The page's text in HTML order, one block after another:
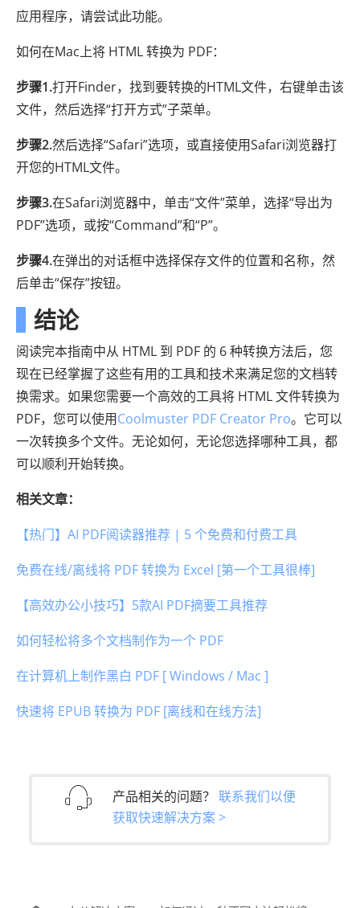
应用程序，请尝试此功能。
如何在Mac上将 HTML 转换为 PDF：
步骤1.打开Finder，找到要转换的HTML文件，右键单击该
文件，然后选择“打开方式”子菜单。
步骤2.然后选择“Safari”选项，或直接使用Safari浏览器打
开您的HTML文件。
步骤3.在Safari浏览器中，单击“文件”菜单，选择“导出为
PDF”选项，或按“Command”和“P”。
步骤4.在弹出的对话框中选择保存文件的位置和名称，然
后单击“保存”按钮。
结论
阅读完本指南中从 HTML 到 PDF 的 6 种转换方法后，您
现在已经掌握了这些有用的工具和技术来满足您的文档转
换需求。如果您需要一个高效的工具将 HTML 文件转换为
PDF，您可以使用Coolmuster PDF Creator Pro。它可以
一次转换多个文件。无论如何，无论您选择哪种工具，都
可以顺利开始转换。
相关文章：
【热门】AI PDF阅读器推荐 | 5 个免费和付费工具
免费在线/离线将 PDF 转换为 Excel [第一个工具很棒]
【高效办公小技巧】5款AI PDF摘要工具推荐
如何轻松将多个文档制作为一个 PDF
在计算机上制作黑白 PDF [ Windows / Mac ]
快速将 EPUB 转换为 PDF [离线和在线方法]
产品相关的问题？ 联系我们以便
获取快速解决方案 >